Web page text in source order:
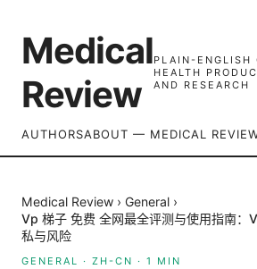
Medical
Review
PLAIN-ENGLISH
HEALTH
AND RESEARCH
AUTHORSABOUT — MEDICAL
Medical Review › General ›
Vp 梯子 免费 全网最全评测与使用指南：
私与风险
GENERAL · ZH-CN · 1 MIN